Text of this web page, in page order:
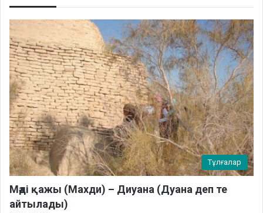
Тұлғалар
Мәді қажы (Махди) – Диуана (Дуана деп те
айтылады)